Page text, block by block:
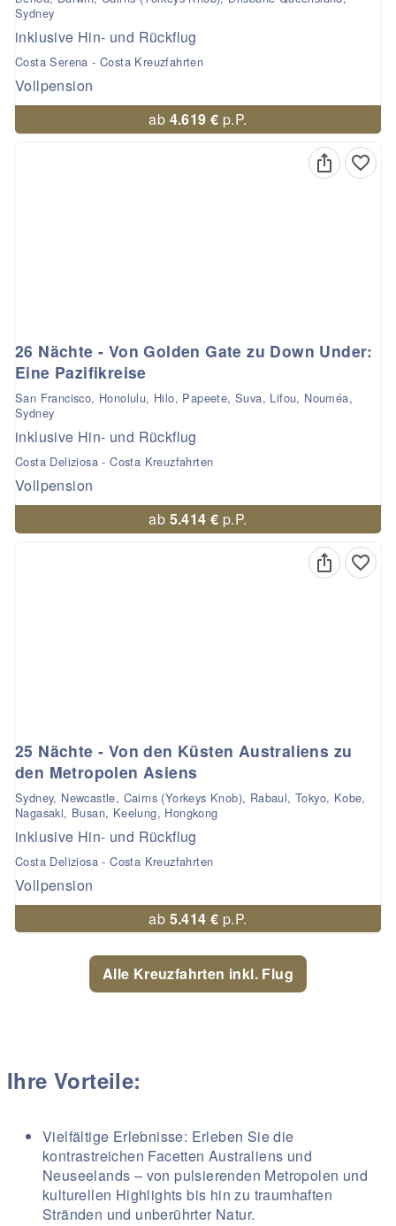
Sydney
inklusive Hin- und Rückflug
Costa Serena - Costa Kreuzfahrten
Vollpension
ab 4.619 € p.P.
26 Nächte - Von Golden Gate zu Down Under:
Eine Pazifikreise
San Francisco, Honolulu, Hilo, Papeete, Suva, Lifou, Nouméa,
Sydney
inklusive Hin- und Rückflug
Costa Deliziosa - Costa Kreuzfahrten
Vollpension
ab 5.414 € p.P.
25 Nächte - Von den Küsten Australiens zu
den Metropolen Asiens
Sydney, Newcastle, Cairns (Yorkeys Knob), Rabaul, Tokyo, Kobe,
Nagasaki, Busan, Keelung, Hongkong
inklusive Hin- und Rückflug
Costa Deliziosa - Costa Kreuzfahrten
Vollpension
ab 5.414 € p.P.
Alle Kreuzfahrten inkl. Flug
Ihre Vorteile:
Vielfältige Erlebnisse: Erleben Sie die
kontrastreichen Facetten Australiens und
Neuseelands – von pulsierenden Metropolen und
kulturellen Highlights bis hin zu traumhaften
Stränden und unberührter Natur.